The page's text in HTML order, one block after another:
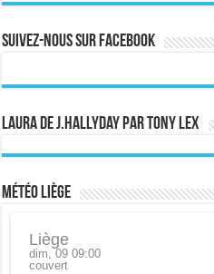
Suivez-nous sur Facebook
Laura de J.Hallyday par Tony Lex
Météo Liège
Liège
dim, 09 09:00
couvert